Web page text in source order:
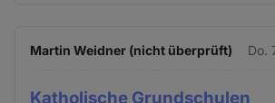
Martin Weidner (nicht überprüft) Do.
Katholische Grundschulen